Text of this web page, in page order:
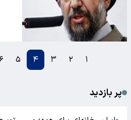
۱ ۲ ۳ ۴ ۵ ۶
پر بازدید